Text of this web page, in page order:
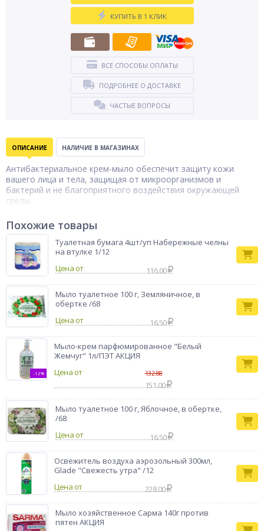
КУПИТЬ В 1 КЛИК
ВСЕ СПОСОБЫ ОПЛАТЫ
ПОДРОБНЕЕ О ДОСТАВКЕ
ЧАСТЫЕ ВОПРОСЫ
ОПИСАНИЕ НАЛИЧИЕ В МАГАЗИНАХ
Антибактериальное крем-мыло обеспечит защиту кожи
вашего лица и тела, защищая от микроорганизмов и
бактерий и не благоприятного воздействия окружающей
среды.
Похожие товары
Туалетная бумага 4шт/уп Набережные челны
на втулке 1/12
Цена от
116.00
Мыло туалетное 100 г, Земляничное, в
обертке /68
Цена от
16.50
-12%
Мыло-крем парфюмированное "Белый
Жемчуг" 1л/ПЭТ АКЦИЯ
Цена от
132.88
151.00
Мыло туалетное 100 г, Яблочное, в обертке,
/68
Цена от
16.50
Освежитель воздуха аэрозольный 300мл,
Glade "Свежесть утра" /12
Цена от
228.00
Мыло хозяйственное Сарма 140г против
пятен АКЦИЯ